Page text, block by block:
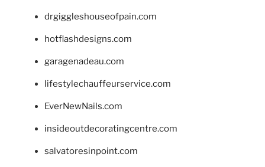
drgiggleshouseofpain.com
hotflashdesigns.com
garagenadeau.com
lifestylechauffeurservice.com
EverNewNails.com
insideoutdecoratingcentre.com
salvatoresinpoint.com